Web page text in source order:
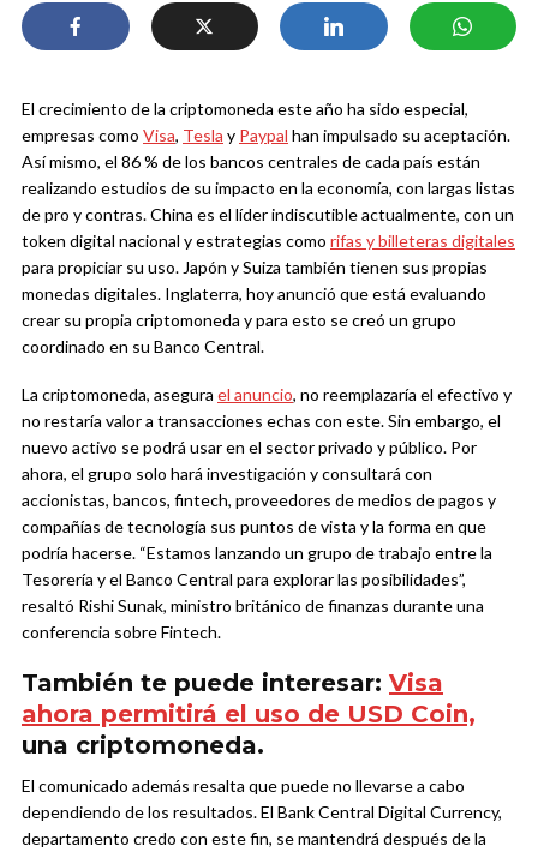
El crecimiento de la criptomoneda este año ha sido especial,
empresas como Visa, Tesla y Paypal han impulsado su aceptación.
Así mismo, el 86 % de los bancos centrales de cada país están
realizando estudios de su impacto en la economía, con largas listas
de pro y contras. China es el líder indiscutible actualmente, con un
token digital nacional y estrategias como rifas y billeteras digitales
para propiciar su uso. Japón y Suiza también tienen sus propias
monedas digitales. Inglaterra, hoy anunció que está evaluando
crear su propia criptomoneda y para esto se creó un grupo
coordinado en su Banco Central.
La criptomoneda, asegura el anuncio, no reemplazaría el efectivo y
no restaría valor a transacciones echas con este. Sin embargo, el
nuevo activo se podrá usar en el sector privado y público. Por
ahora, el grupo solo hará investigación y consultará con
accionistas, bancos, fintech, proveedores de medios de pagos y
compañías de tecnología sus puntos de vista y la forma en que
podría hacerse. “Estamos lanzando un grupo de trabajo entre la
Tesorería y el Banco Central para explorar las posibilidades”,
resaltó Rishi Sunak, ministro británico de finanzas durante una
conferencia sobre Fintech.
También te puede interesar: Visa
ahora permitirá el uso de USD Coin,
una criptomoneda.
El comunicado además resalta que puede no llevarse a cabo
dependiendo de los resultados. El Bank Central Digital Currency,
departamento credo con este fin, se mantendrá después de la